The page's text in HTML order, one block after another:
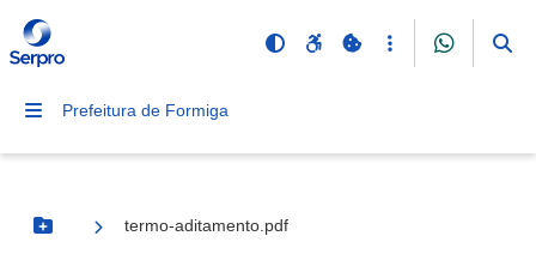
Prefeitura de Formiga
Botão Menu
termo-aditamento.pdf